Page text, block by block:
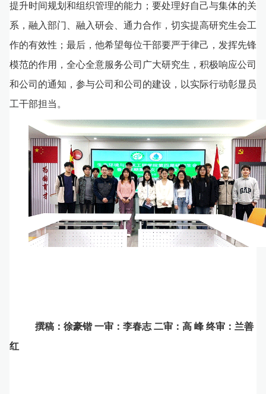
提升时间规划和组织管理的能力；要处理好自己与集体的关
系，融入部门、融入研会、通力合作，切实提高研究生会工
作的有效性；最后，他希望每位干部要严于律己，发挥先锋
模范的作用，全心全意服务公司广大研究生，积极响应公司
和公司的通知，参与公司和公司的建设，以实际行动彰显员
工干部担当。
撰稿：徐豪锴一审：李春志 二审：高 峰 终审：兰善
红